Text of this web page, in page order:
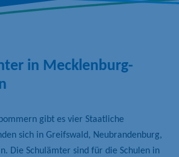
in Mecklenburg-
gibt es vier Staatliche
sich in Greifswald, Neubrandenburg,
Die Schulämter sind für die Schulen in